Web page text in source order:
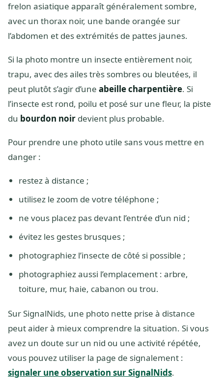
frelon asiatique apparaît généralement sombre,
avec un thorax noir, une bande orangée sur
l’abdomen et des extrémités de pattes jaunes.
Si la photo montre un insecte entièrement noir,
trapu, avec des ailes très sombres ou bleutées, il
peut plutôt s’agir d’une abeille charpentière. Si
l’insecte est rond, poilu et posé sur une fleur, la piste
du bourdon noir devient plus probable.
Pour prendre une photo utile sans vous mettre en
danger :
restez à distance ;
utilisez le zoom de votre téléphone ;
ne vous placez pas devant l’entrée d’un nid ;
évitez les gestes brusques ;
photographiez l’insecte de côté si possible ;
photographiez aussi l’emplacement : arbre,
toiture, mur, haie, cabanon ou trou.
Sur SignalNids, une photo nette prise à distance
peut aider à mieux comprendre la situation. Si vous
avez un doute sur un nid ou une activité répétée,
vous pouvez utiliser la page de signalement :
signaler une observation sur SignalNids.